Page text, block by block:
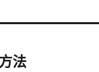
法